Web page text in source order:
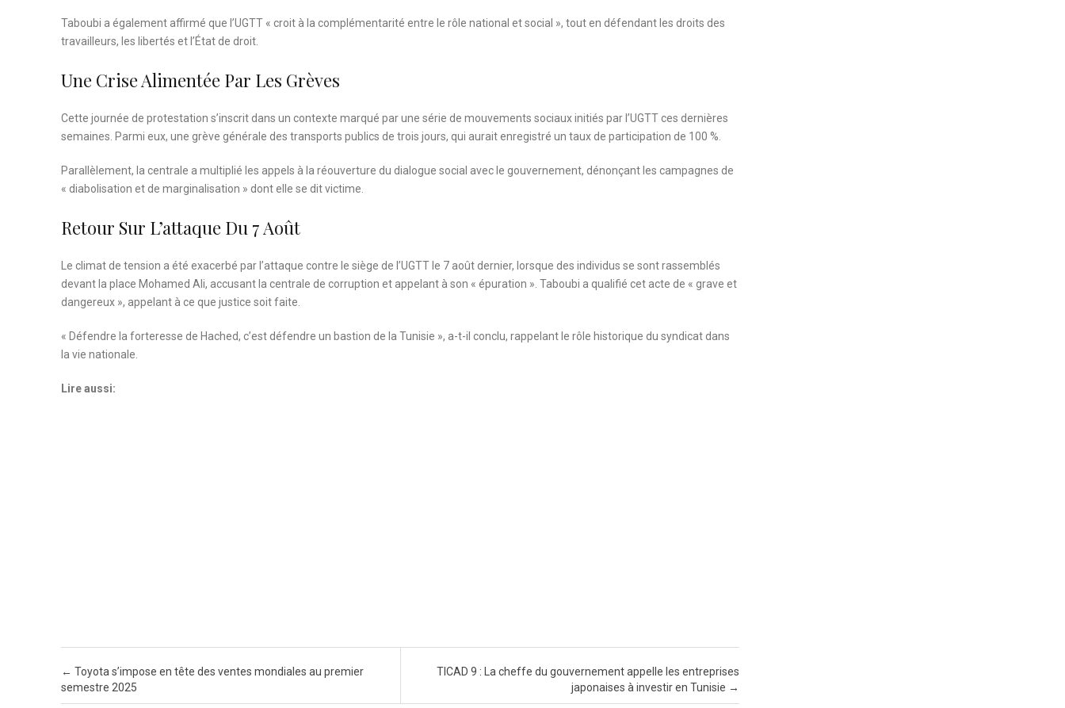
Taboubi a également affirmé que l’UGTT « croit à la complémentarité entre le rôle national et social », tout en défendant les droits des
travailleurs, les libertés et l’État de droit.
Une Crise Alimentée Par Les Grèves
Cette journée de protestation s’inscrit dans un contexte marqué par une série de mouvements sociaux initiés par l’UGTT ces dernières
semaines. Parmi eux, une grève générale des transports publics de trois jours, qui aurait enregistré un taux de participation de 100 %.
Parallèlement, la centrale a multiplié les appels à la réouverture du dialogue social avec le gouvernement, dénonçant les campagnes de
« diabolisation et de marginalisation » dont elle se dit victime.
Retour Sur L’attaque Du 7 Août
Le climat de tension a été exacerbé par l’attaque contre le siège de l’UGTT le 7 août dernier, lorsque des individus se sont rassemblés
devant la place Mohamed Ali, accusant la centrale de corruption et appelant à son « épuration ». Taboubi a qualifié cet acte de « grave et
dangereux », appelant à ce que justice soit faite.
« Défendre la forteresse de Hached, c’est défendre un bastion de la Tunisie », a-t-il conclu, rappelant le rôle historique du syndicat dans
la vie nationale.
Lire aussi:
Post navigation
← Toyota s’impose en tête des ventes mondiales au premier
semestre 2025
TICAD 9 : La cheffe du gouvernement appelle les entreprises
japonaises à investir en Tunisie →